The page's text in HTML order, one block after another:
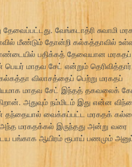
வேங்கடாத்ரி சுவாமி
மீண்டும் தோன்றி கல்கத்தாவில்
கொண்டையில் பதிக்கத் தேவையான மரகதப்
மாதவ சேட் என்றும்
விலாசத்தைப் பெற்று மரகதப்
மாதவ சேட் இந்தத் தகவலைக்
அதுவும் நம்மிடம் இது என்ன
தந்தையால் வைக்கப்பட்ட மரகதக்
மரகதக்கல் இருந்தது அன்று வரை
பங்காக ஆயிரம் ரூபாய் பணமும்